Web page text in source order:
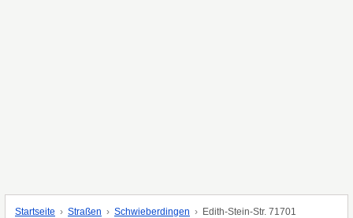
Startseite Straßen Schwieberdingen Edith-Stein-Str. 71701